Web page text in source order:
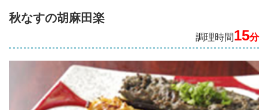
秋なすの胡麻田楽
調理時間15分